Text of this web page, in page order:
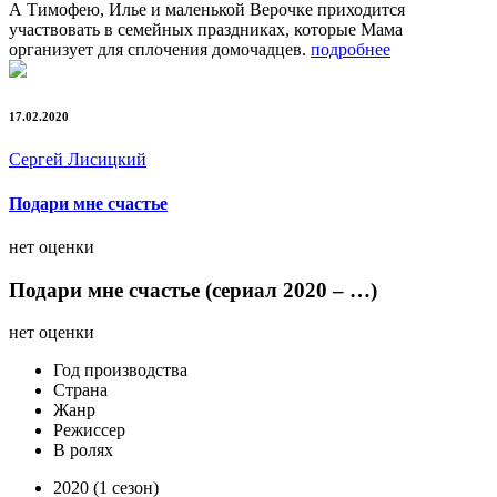
А Тимофею, Илье и маленькой Верочке приходится
участвовать в семейных праздниках, которые Мама
организует для сплочения домочадцев. подробнее
17.02.2020
Сергей Лисицкий
Подари мне счастье
нет оценки
Подари мне счастье (сериал 2020 – …)
нет оценки
Год производства
Страна
Жанр
Режиссер
В ролях
2020 (1 сезон)